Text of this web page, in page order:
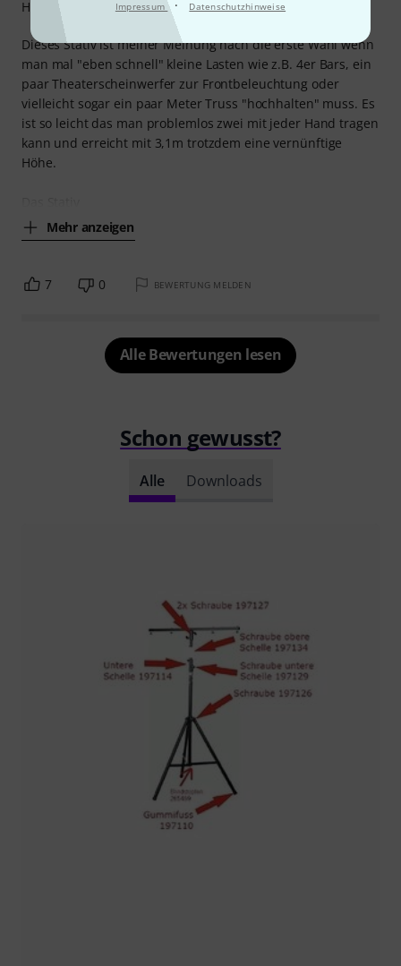
Impressum · Datenschutzhinweise
Dieses Stativ ist meiner Meinung nach die erste Wahl wenn
man mal "eben schnell" kleine Lasten wie z.B. 4er Bars, ein
paar Theaterscheinwerfer zur Frontbeleuchtung oder
vielleicht sogar ein paar Meter Truss "hochhalten" muss. Es
ist so leicht das man problemlos zwei mit jeder Hand tragen
kann und erreicht mit 3,1m trotzdem eine vernünftige
Höhe.
Mehr anzeigen
Handling
7 0 BEWERTUNG MELDEN
Alle Bewertungen lesen
Schon gewusst?
Alle Downloads